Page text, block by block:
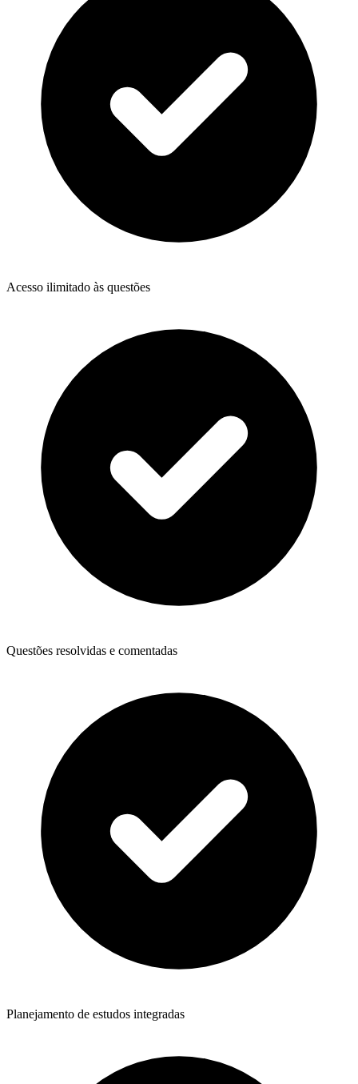
Acesso ilimitado às questões
Questões resolvidas e comentadas
Planejamento de estudos integradas